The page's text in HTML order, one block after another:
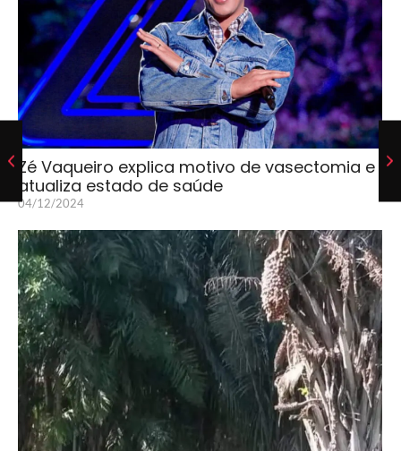
Zé Vaqueiro explica motivo de vasectomia e
atualiza estado de saúde
04/12/2024